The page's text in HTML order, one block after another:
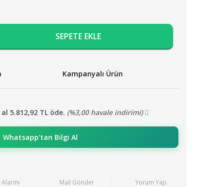
SEPETE EKLE
Kampanyalı Ürün
5.812,92 TL öde. (%3,00 havale indirimi)
Whatsapp'tan Bilgi Al
Mail Gönder Yorum Yap